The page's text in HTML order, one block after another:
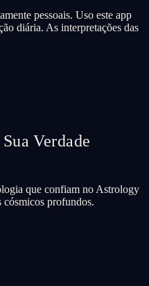
pessoais. Uso este app
diária. As interpretações das
Verdade
que confiam no Astrology
cósmicos profundos.